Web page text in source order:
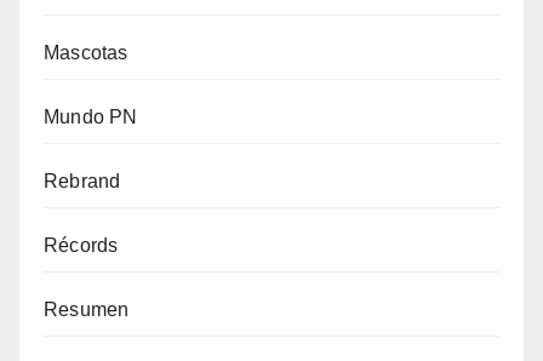
Mascotas
Mundo PN
Rebrand
Récords
Resumen